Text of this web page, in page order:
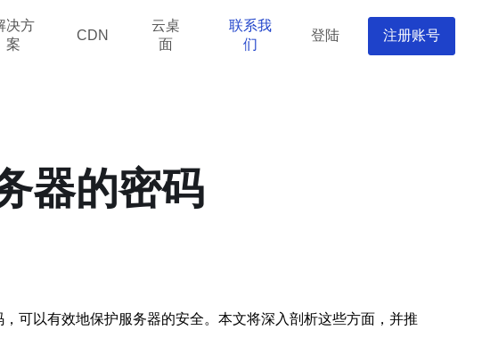
决方
案
CDN
云桌
面
联系我
们
登陆 注册账号
器的密码
可以有效地保护服务器的安全。本文将深入剖析这些方面，并推